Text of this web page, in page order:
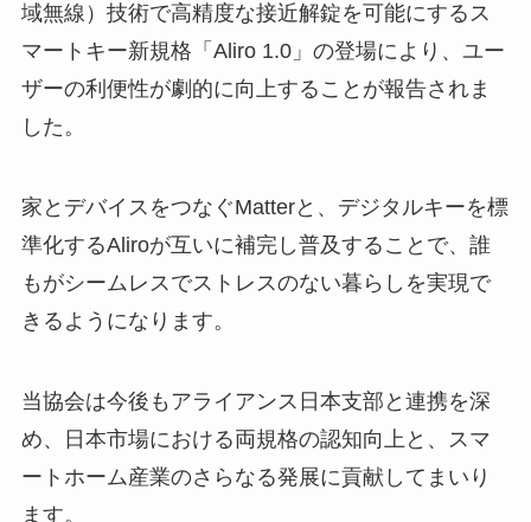
域無線）技術で高精度な接近解錠を可能にするス
マートキー新規格「Aliro 1.0」の登場により、ユー
ザーの利便性が劇的に向上することが報告されま
した。
家とデバイスをつなぐMatterと、デジタルキーを標
準化するAliroが互いに補完し普及することで、誰
もがシームレスでストレスのない暮らしを実現で
きるようになります。
当協会は今後もアライアンス日本支部と連携を深
め、日本市場における両規格の認知向上と、スマ
ートホーム産業のさらなる発展に貢献してまいり
ます。